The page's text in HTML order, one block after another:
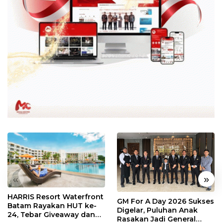
« »
HARRIS Resort Waterfront
Batam Rayakan HUT ke-
24, Tebar Giveaway dan
GM For A Day 2026 Sukses
Digelar, Puluhan Anak
Rasakan Jadi General